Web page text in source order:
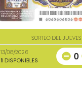
SORTEO DEL JUEVES
13/08/2026
1 DISPONIBLES 0